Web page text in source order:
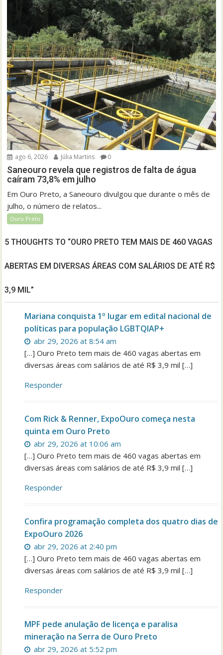
ago 6, 2026 Júlia Martins 0
Saneouro revela que registros de falta de água
caíram 73,8% em julho
Em Ouro Preto, a Saneouro divulgou que durante o mês de
julho, o número de relatos...
Ouro Preto
5 THOUGHTS TO “OURO PRETO TEM MAIS DE 460 VAGAS
ABERTAS EM DIVERSAS ÁREAS COM SALÁRIOS DE ATÉ R$
3,9 MIL”
Mariana conquista 1º lugar em edital nacional de
políticas para população LGBTQIAP+
abr 29, 2026 at 8:54 am
[…] Ouro Preto tem mais de 460 vagas abertas em
diversas áreas com salários de até R$ 3,9 mil […]
Responder
Com Rick & Renner, ExpoOuro começa nesta
quinta em Ouro Preto
abr 29, 2026 at 10:06 am
[…] Ouro Preto tem mais de 460 vagas abertas em
diversas áreas com salários de até R$ 3,9 mil […]
Responder
Confira programação completa dos quatro dias de
ExpoOuro 2026
abr 29, 2026 at 2:40 pm
[…] Ouro Preto tem mais de 460 vagas abertas em
diversas áreas com salários de até R$ 3,9 mil […]
Responder
MPF pede anulação de licença e paralisa
mineração na Serra de Ouro Preto
abr 29, 2026 at 5:52 pm